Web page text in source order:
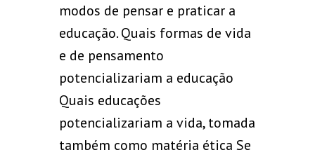
modos de pensar e praticar a
educação. Quais formas de vida
e de pensamento
potencializariam a educação
Quais educações
potencializariam a vida, tomada
também como matéria ética Se